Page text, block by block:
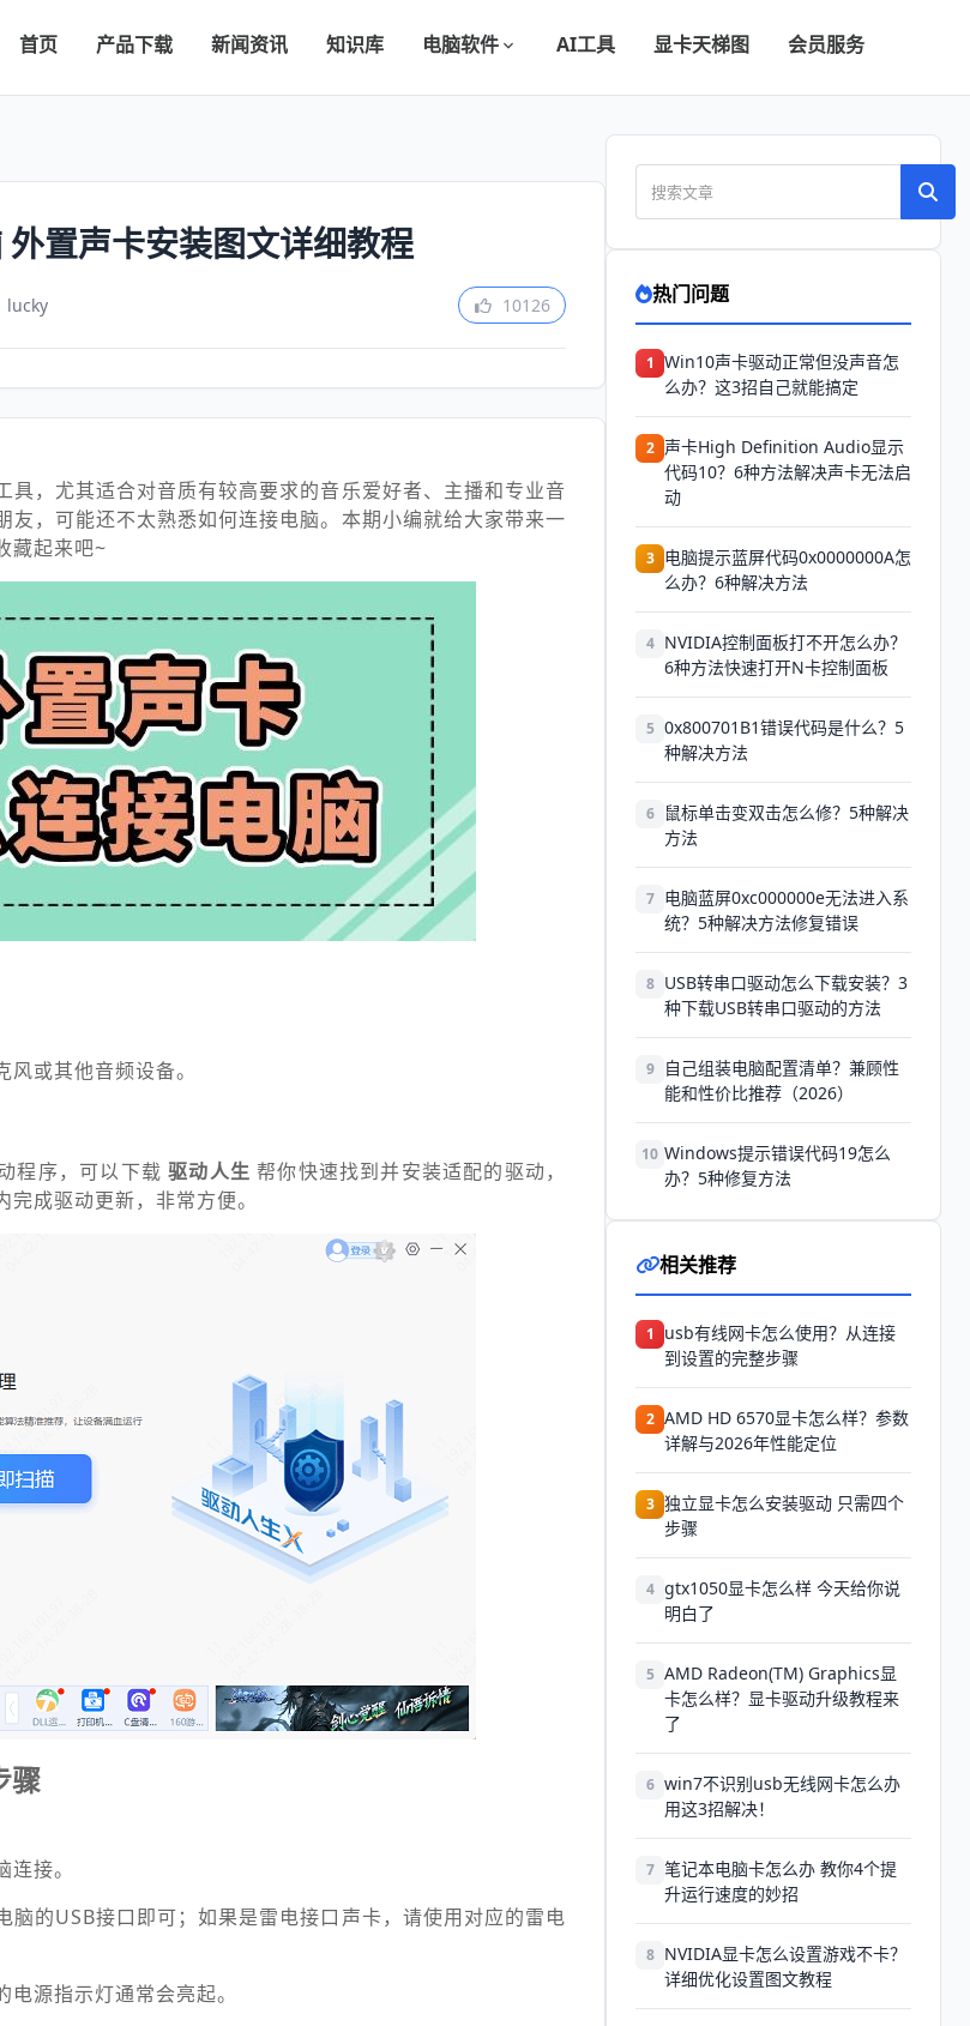
首页 产品下载 新闻资讯 知识库 电脑软件 AI工具 显卡天梯图 会员服务
置声卡安装图文详细教程
lucky 10126
具，尤其适合对音质有较高要求的音乐爱好者、主播和专业音
友，可能还不太熟悉如何连接电脑。本期小编就给大家带来一
藏起来吧~
或其他音频设备。
程序，可以下载驱动人生 帮你快速找到并安装适配的驱动，
成驱动更新，非常方便。
骤
接。
脑的USB接口即可；如果是雷电接口声卡，请使用对应的雷电
源指示灯通常会亮起。
热门问题
1 Win10声卡驱动正常但没声音怎
么办？这3招自己就能搞定
2 声卡High Definition Audio显示
代码10？6种方法解决声卡无法启
动
3 电脑提示蓝屏代码0x0000000A怎
么办？6种解决方法
4 NVIDIA控制面板打不开怎么办？
6种方法快速打开N卡控制面板
5 0x800701B1错误代码是什么？5
种解决方法
6
鼠标单击变双击怎么修？5种解决
方法
7 电脑蓝屏0xc000000e无法进入系
统？5种解决方法修复错误
8 USB转串口驱动怎么下载安装？3
种下载USB转串口驱动的方法
9
自己组装电脑配置清单？兼顾性
能和性价比推荐（2026）
10 Windows提示错误代码19怎么
办？5种修复方法
相关推荐
1
usb有线网卡怎么使用？从连接
到设置的完整步骤
2 AMD HD 6570显卡怎么样？参数
详解与2026年性能定位
3 独立显卡怎么安装驱动 只需四个
步骤
4 gtx1050显卡怎么样 今天给你说
明白了
5 AMD Radeon(TM) Graphics显
卡怎么样？显卡驱动升级教程来
了
6 win7不识别usb无线网卡怎么办
用这3招解决！
7 笔记本电脑卡怎么办 教你4个提
升运行速度的妙招
8 NVIDIA显卡怎么设置游戏不卡？
详细优化设置图文教程